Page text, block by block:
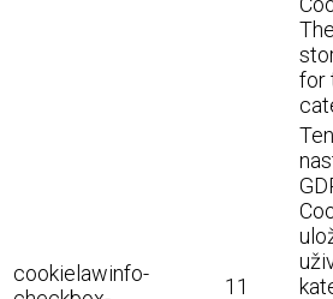
for
cookielawinfo-
11